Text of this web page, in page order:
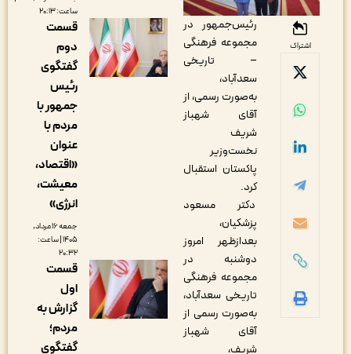
رئیس‌جمهور در
مجموعه فرهنگی
– تاریخی
سعدآباد،
به‌صورت رسمی، از
آقای شهباز
نخست‌وزیر
پاکستان استقبال
دکتر مسعود
پزشکیان،
بعدازظهر امروز
دوشنبه در
مجموعه فرهنگی
تاریخی سعدآباد،
به‌صورت رسمی از
آقای شهباز
قسمت
دوم
گفتگوی
جمهور با
«اقتصاد،
معیشت،
جمعه ۱۶ مرداد,
۱۴۰۵ | ساعت:
قسمت
اول
گزارش به
گفتگوی